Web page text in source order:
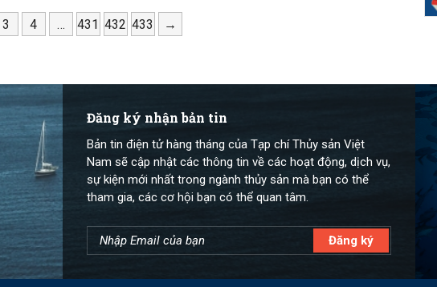
3 4 … 431 432 433 →
Đăng ký nhận bản tin
Bản tin điện tử hàng tháng của Tạp chí Thủy sản Việt
Nam sẽ cập nhật các thông tin về các hoạt động, dịch vụ,
sự kiện mới nhất trong ngành thủy sản mà bạn có thể
tham gia, các cơ hội bạn có thể quan tâm.